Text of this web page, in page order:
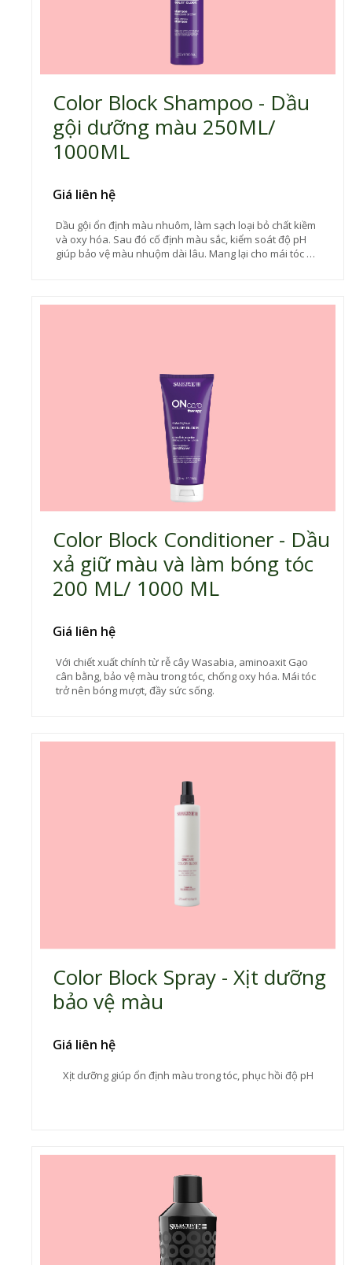
Color Block Shampoo - Dầu
gội dưỡng màu 250ML/
1000ML
Giá liên hệ
Dầu gội ổn định màu nhuôm, làm sạch loại bỏ chất kiềm
và oxy hóa. Sau đó cố định màu sắc, kiểm soát độ pH
giúp bảo vệ màu nhuộm dài lâu. Mang lại cho mái tóc sự
Color Block Conditioner - Dầu
xả giữ màu và làm bóng tóc
200 ML/ 1000 ML
Giá liên hệ
Với chiết xuất chính từ rễ cây Wasabia, aminoaxit Gạo
cân bằng, bảo vệ màu trong tóc, chống oxy hóa. Mái tóc
trở nên bóng mượt, đầy sức sống.
Color Block Spray - Xịt dưỡng
bảo vệ màu
Giá liên hệ
Xịt dưỡng giúp ổn định màu trong tóc, phục hồi độ pH